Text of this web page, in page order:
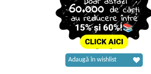
Adaugă în wishlist